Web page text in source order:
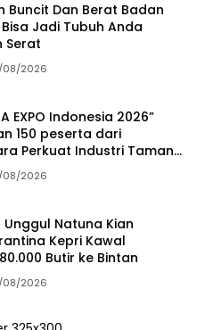
Buncit Dan Berat Badan
Jadi Tubuh Anda
Serat
08/2026
EXPO Indonesia 2026”
150 peserta dari
Perkuat Industri Taman
Ekosistem Pariwisata di
08/2026
Natuna Kian
Kepri Kawal
Butir ke Bintan
08/2026